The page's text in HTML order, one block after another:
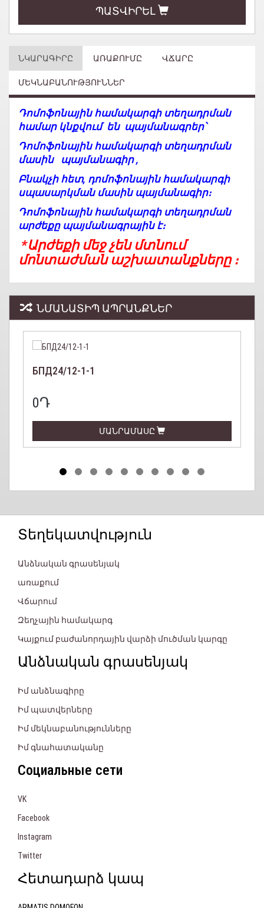
ՊԱՏՎԻՐԵԼ
ՆԿԱՐԱԳԻՐԸ ԱՌԱՔՈՒՄԸ ՎՃԱՐԸ
ՄԵԿՆԱԲԱՆՈՒԹՅՈՒՆՆԵՐ
Դոմոֆոնային համակարգի տեղադրման
համար կնքվում են պայմանագրեր՝
Դոմոֆոնային համակարգի տեղադրման
մասին պայմանագիր ,
Բնակչի հետ, դոմոֆոնային համակարգի
սպասարկման մասին պայմանագիր։
Դոմոֆոնային համակարգի տեղադրման
արժեքը պայմանագրային է։
*Արժեքի մեջ չեն մտնում
մոնտաժման աշխատանքները ։
ՆՄԱՆԱՏԻՊ ԱՊՐԱՆՔՆԵՐ
БПД24/12-1-1
0Դ
ՄԱՆՐԱՄԱՍԸ
Տեղեկատվություն
Անձնական գրասենյակ
առաքում
Վճարում
Զեղչային համակարգ
Կայքում բաժանորդային վարձի մուծման կարգը
Անձնական գրասենյակ
Իմ անձնագիրը
Իմ պատվերները
Իմ մեկնաբանությունները
Իմ գնահատականը
Социальные сети
VK
Facebook
Instagram
Twitter
Հետադարձ կապ